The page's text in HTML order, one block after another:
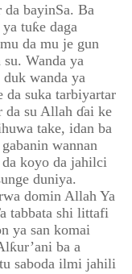
bayinSa. Ba
tuƙe daga
da mu je gun
su. Wanda ya
wanda ya
da suka tarbiyartar
da su Allah ɗai ke
take, idan ba
wannan
koyo da jahilci
duniya.
domin Allah Ya
tabbata shi littafi
ya san komai
ba a
saboda ilmi jahili